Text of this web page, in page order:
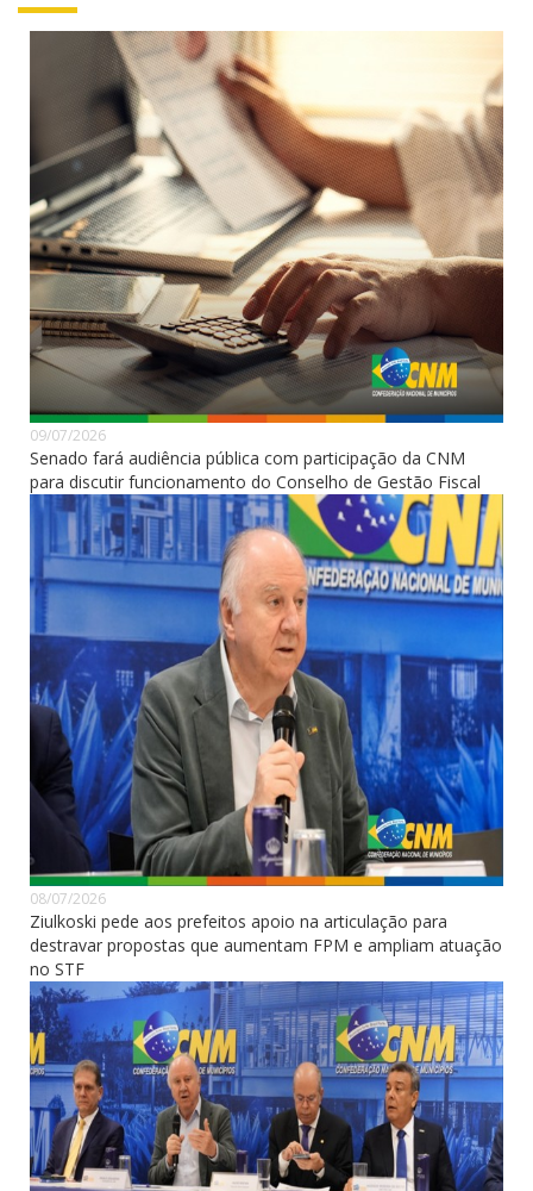
09/07/2026
Senado fará audiência pública com participação da CNM
para discutir funcionamento do Conselho de Gestão Fiscal
08/07/2026
Ziulkoski pede aos prefeitos apoio na articulação para
destravar propostas que aumentam FPM e ampliam atuação
no STF